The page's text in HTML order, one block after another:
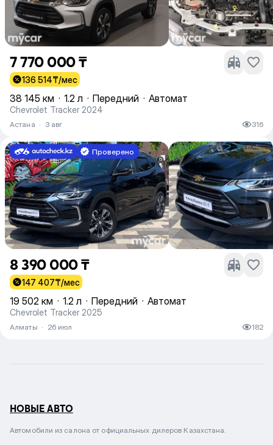
7 770 000 ₸
136 514₸/мес
38 145 км · 1.2 л · Передний · Автомат
Chevrolet Tracker 2024
Астана · 3 авг 316
Проверено
8 390 000 ₸
147 407₸/мес
19 502 км · 1.2 л · Передний · Автомат
Chevrolet Tracker 2025
Алматы · 26 июл 182
НОВЫЕ АВТО
Автомобили из салона от официальных дилеров Казахстана.